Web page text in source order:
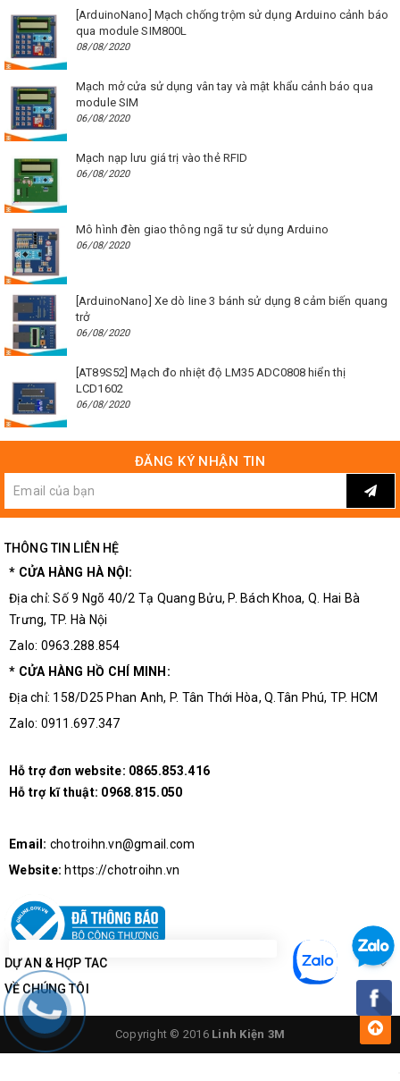
[ArduinoNano] Mạch chống trộm sử dụng Arduino cảnh báo
qua module SIM800L
08/08/2020
Mạch mở cửa sử dụng vân tay và mật khẩu cảnh báo qua
module SIM
06/08/2020
Mạch nạp lưu giá trị vào thẻ RFID
06/08/2020
Mô hình đèn giao thông ngã tư sử dụng Arduino
06/08/2020
[ArduinoNano] Xe dò line 3 bánh sử dụng 8 cảm biến quang
trở
06/08/2020
[AT89S52] Mạch đo nhiệt độ LM35 ADC0808 hiển thị
LCD1602
06/08/2020
ĐĂNG KÝ NHẬN TIN
THÔNG TIN LIÊN HỆ
* CỬA HÀNG HÀ NỘI:
Địa chỉ: Số 9 Ngõ 40/2 Tạ Quang Bửu, P. Bách Khoa, Q. Hai Bà
Trưng, TP. Hà Nội
Zalo: 0963.288.854
* CỬA HÀNG HỒ CHÍ MINH:
Địa chỉ: 158/D25 Phan Anh, P. Tân Thới Hòa, Q.Tân Phú, TP. HCM
Zalo: 0911.697.347
Hỗ trợ đơn website: 0865.853.416
Hỗ trợ kĩ thuật: 0968.815.050
Email: chotroihn.vn@gmail.com
Website: https://chotroihn.vn
DỰ ÁN & HỢP TÁC
VỀ CHÚNG TÔI
Copyright © 2016 Linh Kiện 3M